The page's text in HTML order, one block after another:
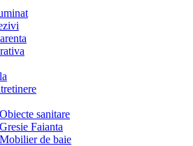
sanitare
Faianta
de baie